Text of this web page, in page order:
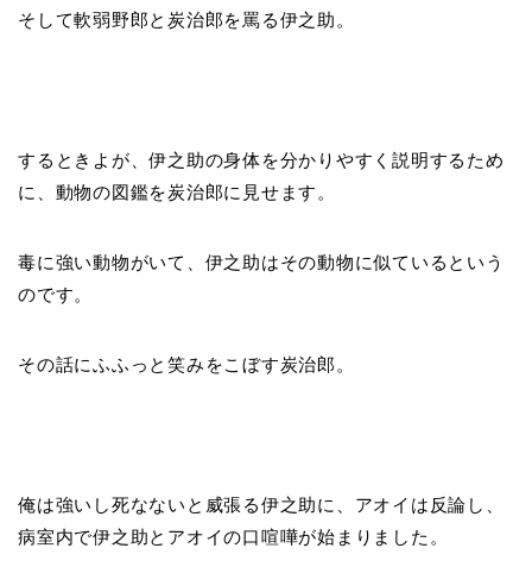
そして軟弱野郎と炭治郎を罵る伊之助。
するときよが、伊之助の身体を分かりやすく説明するため
に、動物の図鑑を炭治郎に見せます。
毒に強い動物がいて、伊之助はその動物に似ているという
のです。
その話にふふっと笑みをこぼす炭治郎。
俺は強いし死なないと威張る伊之助に、アオイは反論し、
病室内で伊之助とアオイの口喧嘩が始まりました。